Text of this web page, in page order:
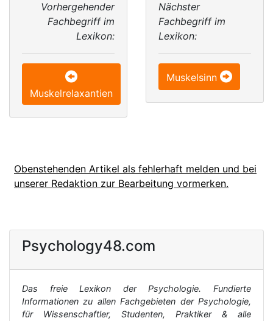
Vorhergehender
Fachbegriff im
Lexikon:
Muskelrelaxantien
Nächster
Fachbegriff im
Lexikon:
Muskelsinn
Obenstehenden Artikel als fehlerhaft melden und bei
unserer Redaktion zur Bearbeitung vormerken.
Psychology48.com
Das freie Lexikon der Psychologie. Fundierte
Informationen zu allen Fachgebieten der Psychologie,
für Wissenschaftler, Studenten, Praktiker & alle